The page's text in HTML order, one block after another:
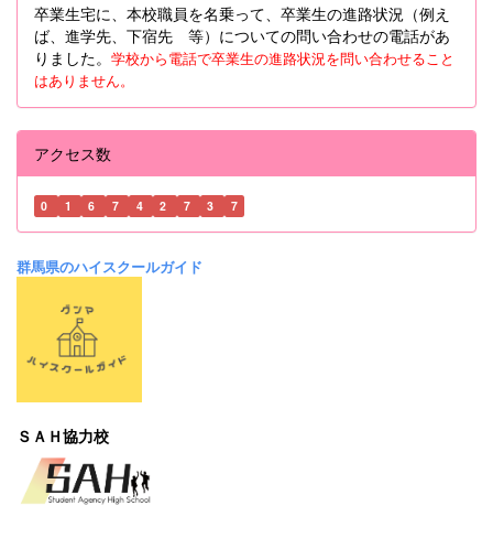
卒業生宅に、本校職員を名乗って、卒業生の進路状況（例え
ば、進学先、下宿先 等）についての問い合わせの電話があ
りました。 学校から電話で卒業生の進路状況を問い合わせること
はありません。
アクセス数
0 1 6 7 4 2 7 3 7
群馬県のハイスクールガイド
ＳＡＨ協力校